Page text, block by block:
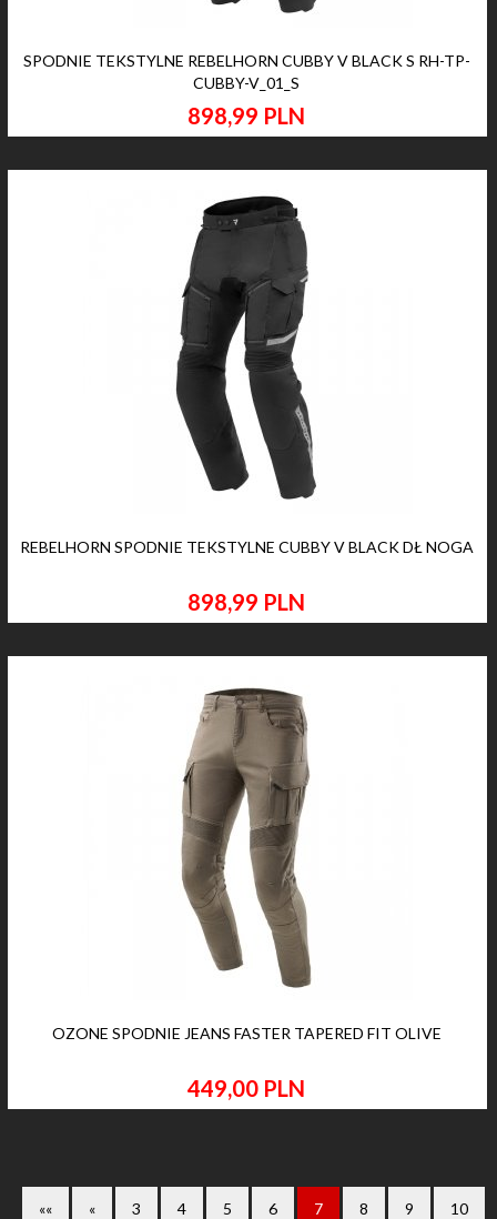
SPODNIE TEKSTYLNE REBELHORN CUBBY V BLACK S RH-TP-
CUBBY-V_01_S
898,99 PLN
REBELHORN SPODNIE TEKSTYLNE CUBBY V BLACK DŁ NOGA
898,99 PLN
OZONE SPODNIE JEANS FASTER TAPERED FIT OLIVE
449,00 PLN
«« « 3 4 5 6 7 8 9 10